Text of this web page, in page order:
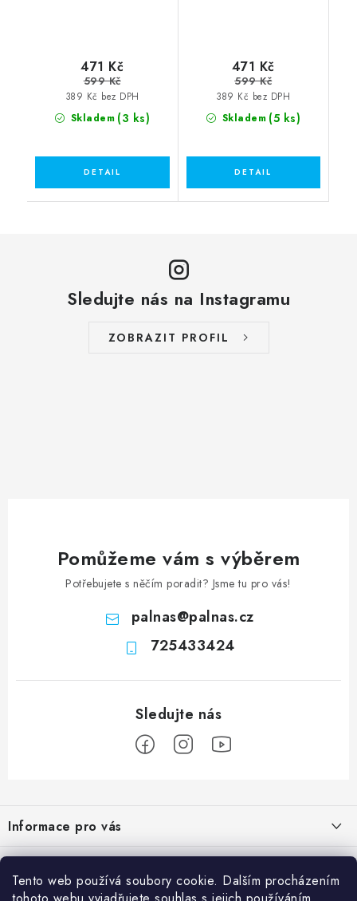
Tento web používá soubory cookie. Dalším procházením
Skladem (3 ks)
389 Kč bez DPH
471 Kč
599 Kč
Skladem (5 ks)
389 Kč bez DPH
471 Kč
599 Kč
Sledujte nás na Instagramu
ZOBRAZIT PROFIL
Pomůžeme vám s výběrem
Potřebujete s něčím poradit? Jsme tu pro vás!
palnas@palnas.cz
725433424
p
a
Informace pro vás
Obchodní podmínky
Podmínky ochrany osobních údajů